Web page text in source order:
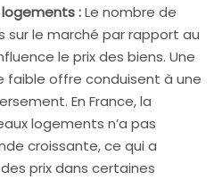
:Le nombre de
sur le marché par rapport au
le prix des biens. Une
offre conduisent à une
En France, la
logements n’a pas
croissante, ce qui a
prix dans certaines